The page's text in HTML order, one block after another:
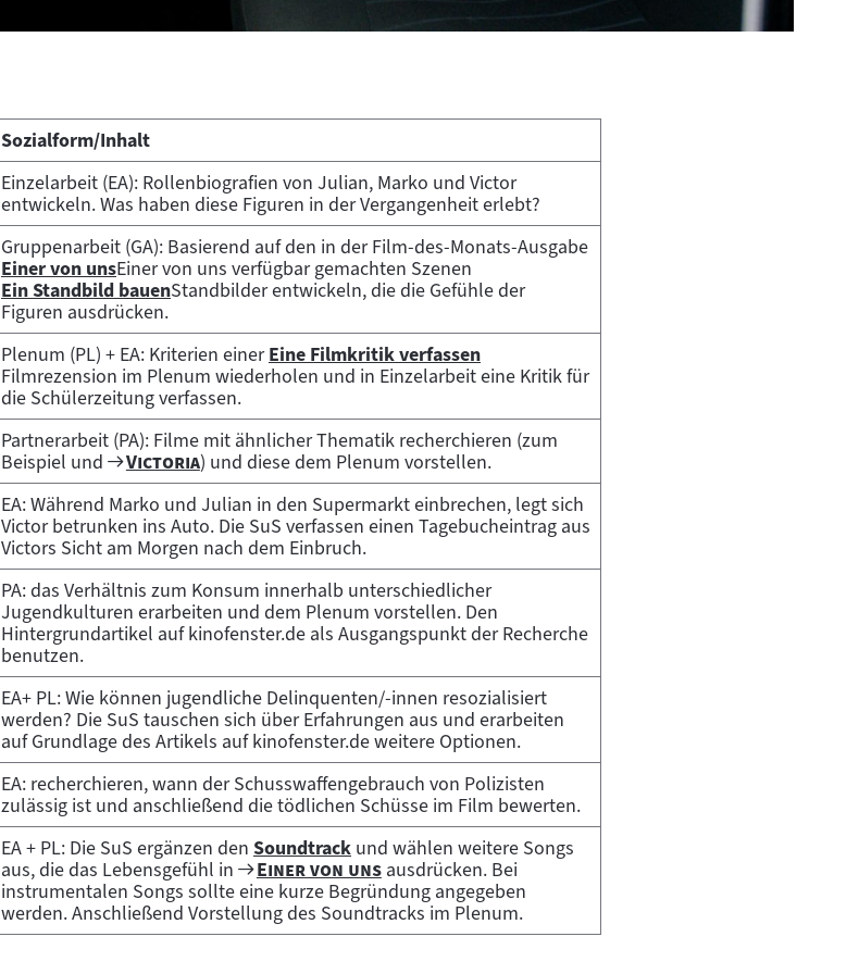
Sozialform/Inhalt
Einzelarbeit (EA): Rollenbiografien von Julian, Marko und Victor
entwickeln. Was haben diese Figuren in der Vergangenheit erlebt?
Gruppenarbeit (GA): Basierend auf den in der Film-des-Monats-Ausgabe
Zum
Inhalt:
Einer von unsEiner von uns verfügbar gemachten Szenen
Zum
Inhalt:
Ein Standbild bauenStandbilder entwickeln, die die Gefühle der
Figuren ausdrücken.
Plenum (PL) + EA: Kriterien einerZum
Inhalt:
Eine Filmkritik verfassen
Filmrezension im Plenum wiederholen und in Einzelarbeit eine Kritik für
die Schülerzeitung verfassen.
Partnerarbeit (PA): Filme mit ähnlicher Thematik recherchieren (zum
Beispiel und
Zum
Filmarchiv:
"
Victoria") und diese dem Plenum vorstellen.
EA: Während Marko und Julian in den Supermarkt einbrechen, legt sich
Victor betrunken ins Auto. Die SuS verfassen einen Tagebucheintrag aus
Victors Sicht am Morgen nach dem Einbruch.
PA: das Verhältnis zum Konsum innerhalb unterschiedlicher
Jugendkulturen erarbeiten und dem Plenum vorstellen. Den
Hintergrundartikel auf kinofenster.de als Ausgangspunkt der Recherche
benutzen.
EA+ PL: Wie können jugendliche Delinquenten/-innen resozialisiert
werden? Die SuS tauschen sich über Erfahrungen aus und erarbeiten
auf Grundlage des Artikels auf kinofenster.de weitere Optionen.
EA: recherchieren, wann der Schusswaffengebrauch von Polizisten
zulässig ist und anschließend die tödlichen Schüsse im Film bewerten.
EA + PL: Die SuS ergänzen den Zum
Inhalt:
Soundtrack und wählen weitere Songs
aus, die das Lebensgefühl in
Zum
Filmarchiv:
"
Einer von uns"
ausdrücken. Bei
instrumentalen Songs sollte eine kurze Begründung angegeben
werden. Anschließend Vorstellung des Soundtracks im Plenum.